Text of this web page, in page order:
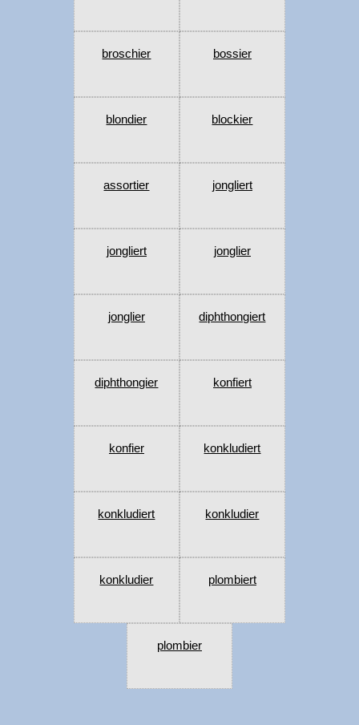
broschier bossier
blondier blockier
assortier jongliert
jongliert jonglier
jonglier diphthongiert
diphthongier konfiert
konfier konkludiert
konkludiert konkludier
konkludier plombiert
plombier